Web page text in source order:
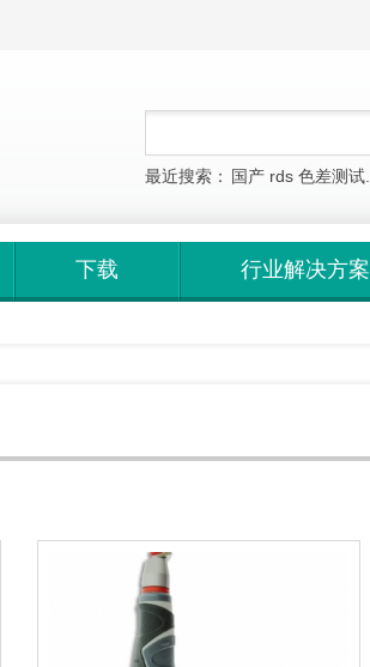
最近搜索： 国产 rds 色差测试..
下载 行业解决方案